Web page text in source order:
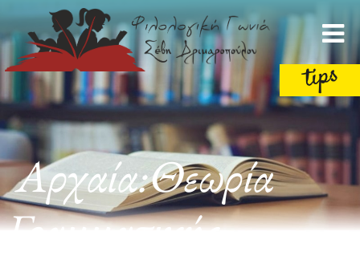
Αρχαία:Θεωρία
Γραμματικής